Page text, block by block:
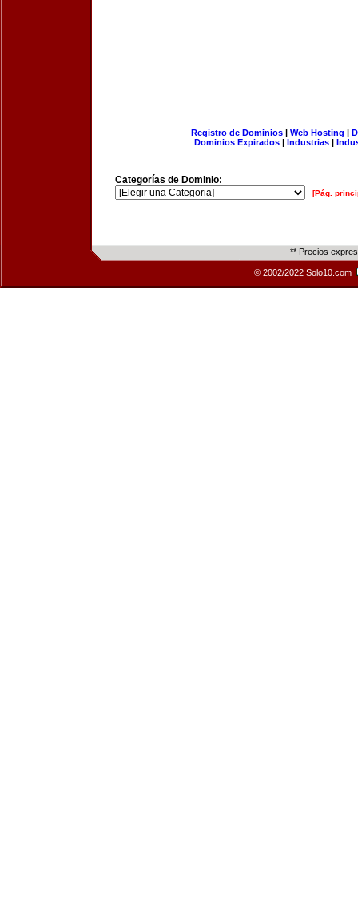
Registro de Dominios| Web Hosting |
Dominios Expirados | Industrias |
Categorías de Dominio:
[Pág.
** Precios
© 2002/2022 Solo10.com